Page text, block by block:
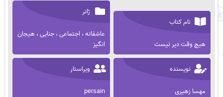
نام کتاب
هیچ وقت دیر نیست
ژانر
عاشقانه ، اجتماعی ، جنایی ، هیجان
انگیز
نویسنده
مهسا زهیری
ویراستار
persain